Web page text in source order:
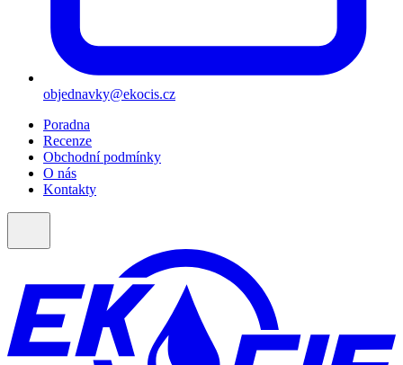
objednavky@ekocis.cz
Poradna
Recenze
Obchodní podmínky
O nás
Kontakty